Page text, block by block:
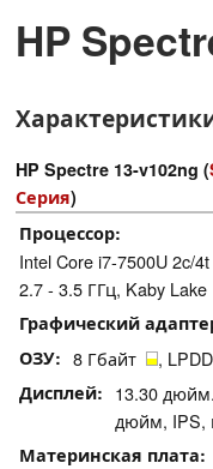
HP
HP Spectre 13-v102ng (
Серия)
Процессор
Intel Core i7-7500U 2c/
2.7 - 3.5 ГГц, Kaby Lake
Графический
ОЗУ 8 Гбайт ,
Дисплей
13.30
дюйм, IPS,
Материнская плата